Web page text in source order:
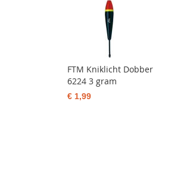
FTM Kniklicht Dobber
6224 3 gram
€ 1,99